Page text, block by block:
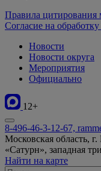
Правила цитирования
Согласие на
Новости
Новости округа
Мероприятия
Официально
12+
8-496-46-3-12-67,
Московская область,
«Сатурн», западная
Найти на карте